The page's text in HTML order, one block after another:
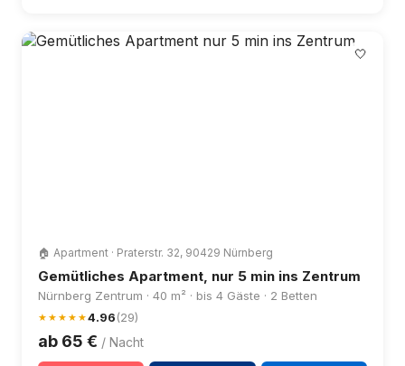
🤍
🏠 Apartment · Praterstr. 32, 90429 Nürnberg
Gemütliches Apartment, nur 5 min ins Zentrum
Nürnberg Zentrum · 40 m² · bis 4 Gäste · 2 Betten
★★★★★4.96(29)
ab 65 € / Nacht